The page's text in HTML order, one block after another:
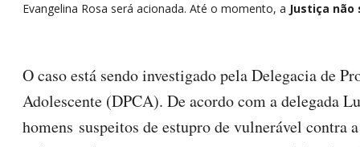
Evangelina Rosa será acionada. Até o momento, a Justiça não
O caso está sendo investigado pela Delegacia de
Adolescente (DPCA). De acordo com a delegada
homens suspeitos de estupro de vulnerável contra